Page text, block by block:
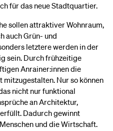
für das neue Stadtquartier.
sollen attraktiver Wohnraum,
auch Grün- und
letztere werden in der
sein. Durch frühzeitige
Anrainer:innen die
Nur so können
nicht nur funktional
an Architektur,
Dadurch gewinnt
und die Wirtschaft.